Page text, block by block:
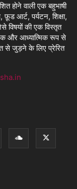
होने वाली एक बहुभाषी
आर्ट, पर्यटन, शिक्षा,
की एक विस्तृत
और आध्यात्मिक रूप से
से जुड़ने के लिए प्रेरित